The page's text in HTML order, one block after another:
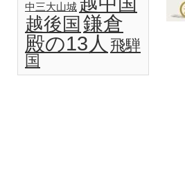
中三大山城
越後国 鎌倉
殿の13人 飛騨
国